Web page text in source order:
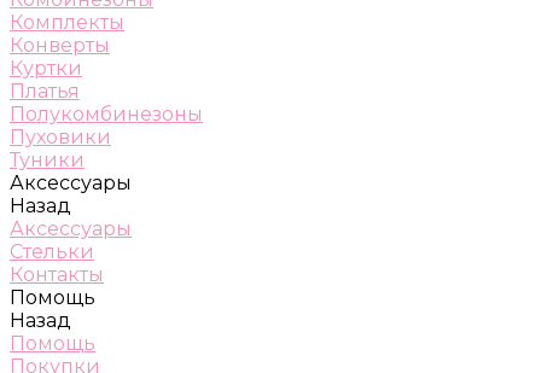
Комплекты
Конверты
Куртки
Платья
Полукомбинезоны
Пуховики
Туники
Аксессуары
Назад
Аксессуары
Стельки
Контакты
Помощь
Назад
Помощь
Покупки